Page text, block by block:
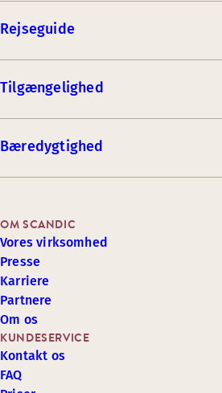
Rejseguide
Tilgængelighed
Bæredygtighed
KUNDESERVICE
Kontakt os
FAQ
OM SCANDIC
Vores virksomhed
Presse
Karriere
Partnere
Om os